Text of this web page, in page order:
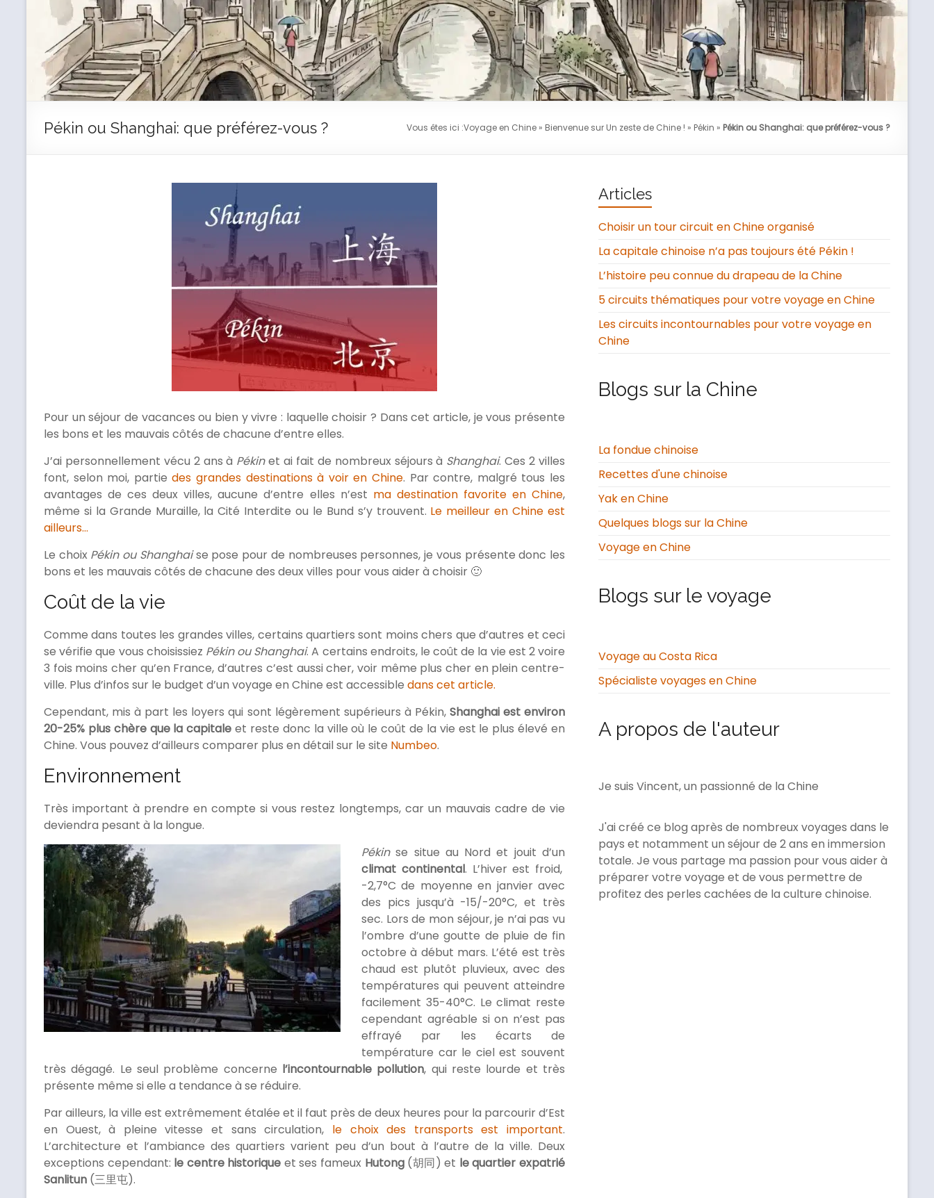
Pékin ou Shanghai: que préférez-vous ? Vous êtes ici :Voyage en Chine » Bienvenue sur Un zeste de Chine ! » Pékin » Pékin ou Shanghai: que préférez-vous ?
Pour un séjour de vacances ou bien y vivre : laquelle choisir ? Dans cet article, je vous présente
les bons et les mauvais côtés de chacune d’entre elles.
J’ai personnellement vécu 2 ans à Pékinet ai fait de nombreux séjours à Shanghai. Ces 2 villes
font, selon moi, partiedes grandes destinations à voir en Chine. Par contre, malgré tous les
avantages de ces deux villes, aucune d’entre elles n’est ma destination favorite en Chine,
même si la Grande Muraille, la Cité Interdite ou le Bund s’y trouvent. Le meilleur en Chine est
ailleurs…
Le choix Pékin ou Shanghaise pose pour de nombreuses personnes, je vous présente donc les
bons et les mauvais côtés de chacune des deux villes pour vous aider à choisir 🙂
Coût de la vie
Comme dans toutes les grandes villes, certains quartiers sont moins chers que d’autres et ceci
se vérifie que vous choisissiez Pékin ou Shanghai. A certains endroits, le coût de la vie est 2 voire
3 fois moins cher qu’en France, d’autres c’est aussi cher, voir même plus cher en plein centre-
ville. Plus d’infos sur le budget d’un voyage en Chine est accessible dans cet article.
Cependant, mis à part les loyers qui sont légèrement supérieurs à Pékin, Shanghai est environ
20-25% plus chère que la capitale et reste donc la ville où le coût de la vie est le plus élevé en
Chine. Vous pouvez d’ailleurs comparer plus en détail sur le site Numbeo.
Environnement
Très important à prendre en compte si vous restez longtemps, car un mauvais cadre de vie
deviendra pesant à la longue.
Pékinse situe au Nord et jouit d’un
climat continental. L’hiver est froid,
-2,7°C de moyenne en janvier avec
des pics jusqu’à -15/-20°C, et très
sec. Lors de mon séjour, je n’ai pas vu
l’ombre d’une goutte de pluie de fin
octobre à début mars. L’été est très
chaud est plutôt pluvieux, avec des
températures qui peuvent atteindre
facilement 35-40°C. Le climat reste
cependant agréable si on n’est pas
effrayé par les écarts de
température car le ciel est souvent
très dégagé. Le seul problème concerne l’incontournable pollution, qui reste lourde et très
présente même si elle a tendance à se réduire.
Par ailleurs, la ville est extrêmement étalée et il faut près de deux heures pour la parcourir d’Est
en Ouest, à pleine vitesse et sans circulation, le choix des transports est important.
L’architecture et l’ambiance des quartiers varient peu d’un bout à l’autre de la ville. Deux
exceptions cependant: le centre historique et ses fameux Hutong(胡同) et le quartier expatrié
Sanlitun (三里屯).
Articles
Choisir un tour circuit en Chine organisé
La capitale chinoise n’a pas toujours été Pékin !
L’histoire peu connue du drapeau de la Chine
5 circuits thématiques pour votre voyage en Chine
Les circuits incontournables pour votre voyage en
Chine
Blogs sur la Chine
La fondue chinoise
Recettes d'une chinoise
Yak en Chine
Quelques blogs sur la Chine
Voyage en Chine
Blogs sur le voyage
Voyage au Costa Rica
Spécialiste voyages en Chine
A propos de l'auteur
Je suis Vincent, un passionné de la Chine
J'ai créé ce blog après de nombreux voyages dans le
pays et notamment un séjour de 2 ans en immersion
totale. Je vous partage ma passion pour vous aider à
préparer votre voyage et de vous permettre de
profitez des perles cachées de la culture chinoise.